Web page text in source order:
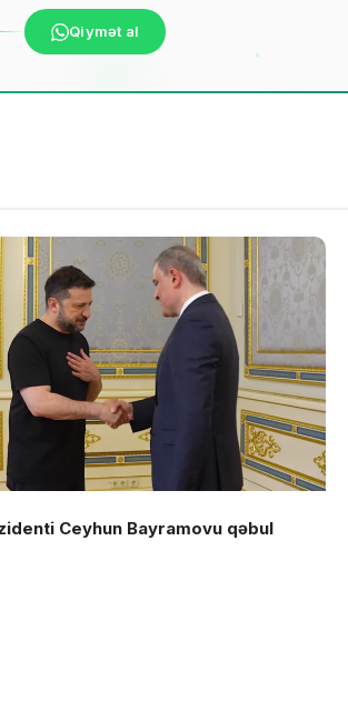
Qiymət al
Ceyhun Bayramovu qəbul